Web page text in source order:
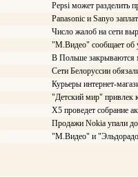
Pepsi может разделить
Panasonic и Sanyo
Число жалоб на сети
"М.Видео" сообщает об
В Польше закрываются
Сети Белоруссии
Курьеры интернет-
"Детский мир" привлек
X5 проведет собрание
Продажи Nokia упали
"М.Видео" и